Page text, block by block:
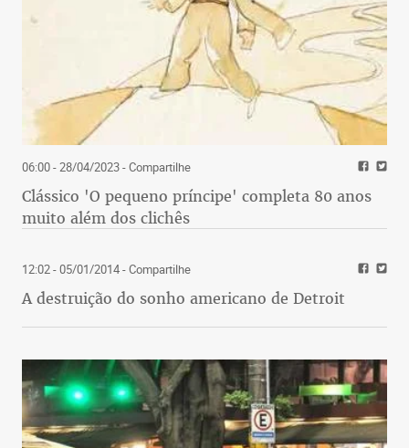
06:00 - 28/04/2023- Compartilhe
Clássico 'O pequeno príncipe' completa 80 anos
muito além dos clichês
12:02 - 05/01/2014- Compartilhe
A destruição do sonho americano de Detroit